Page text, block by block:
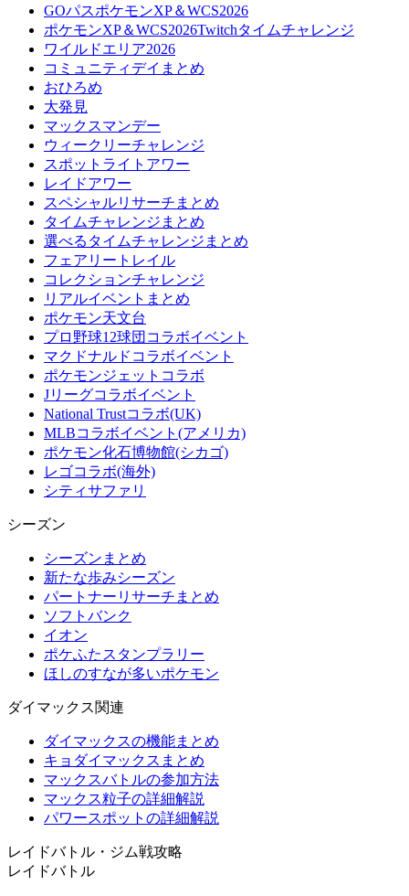
GOパスポケモンXP＆WCS2026
ポケモンXP＆WCS2026Twitchタイムチャレンジ
ワイルドエリア2026
コミュニティデイまとめ
おひろめ
大発見
マックスマンデー
ウィークリーチャレンジ
スポットライトアワー
レイドアワー
スペシャルリサーチまとめ
タイムチャレンジまとめ
選べるタイムチャレンジまとめ
フェアリートレイル
コレクションチャレンジ
リアルイベントまとめ
ポケモン天文台
プロ野球12球団コラボイベント
マクドナルドコラボイベント
ポケモンジェットコラボ
Jリーグコラボイベント
National Trustコラボ(UK)
MLBコラボイベント(アメリカ)
ポケモン化石博物館(シカゴ)
レゴコラボ(海外)
シティサファリ
シーズン
シーズンまとめ
新たな歩みシーズン
パートナーリサーチまとめ
ソフトバンク
イオン
ポケふたスタンプラリー
ほしのすなが多いポケモン
ダイマックス関連
ダイマックスの機能まとめ
キョダイマックスまとめ
マックスバトルの参加方法
マックス粒子の詳細解説
パワースポットの詳細解説
レイドバトル・ジム戦攻略
レイドバトル